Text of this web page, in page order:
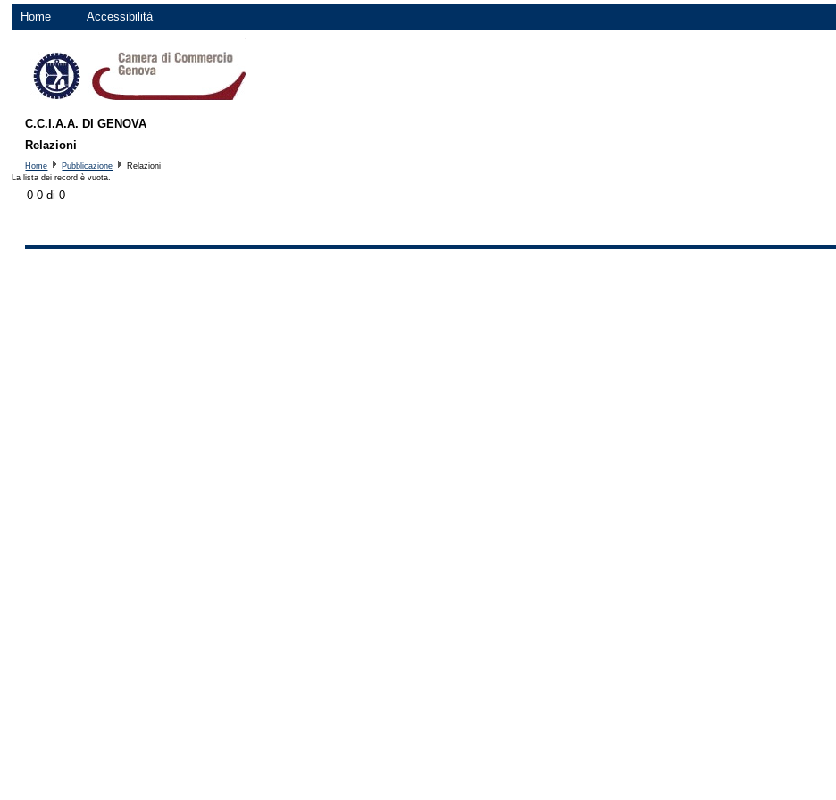
Home Accessibilità
C.C.I.A.A. DI GENOVA
Relazioni
Home Pubblicazione
Relazioni
La lista dei record è vuota.
0-0 di 0